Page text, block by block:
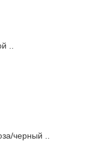
..
черный ..